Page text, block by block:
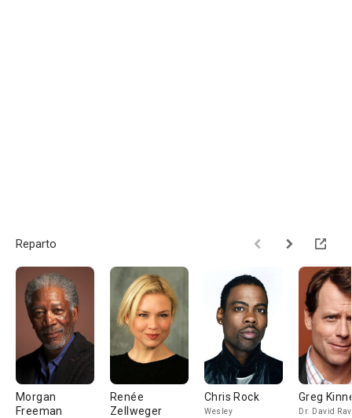
Reparto
Morgan
Freeman
Renée
Zellweger
Chris Rock
Wesley
Greg
Dr. David